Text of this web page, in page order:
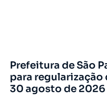
Prefeitura de São
para
30 agosto de 2026